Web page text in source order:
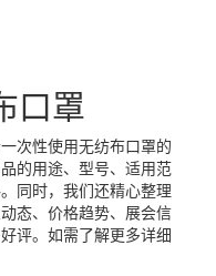
口罩
一次性使用无纺布口罩的
的用途、型号、适用范
同时，我们还精心整理
态、价格趋势、展会信
评。如需了解更多详细